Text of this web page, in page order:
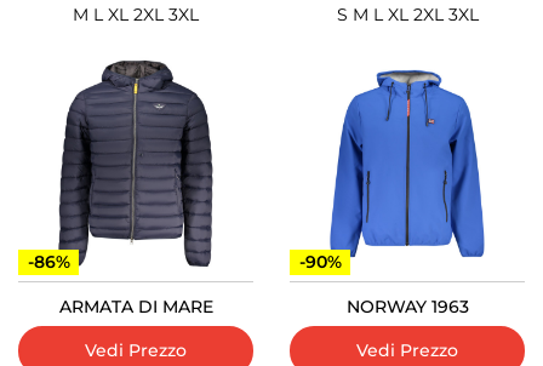
M L XL 2XL 3XL
S M L XL 2XL 3XL
-86%
ARMATA DI MARE
Vedi Prezzo
-90%
NORWAY 1963
Vedi Prezzo